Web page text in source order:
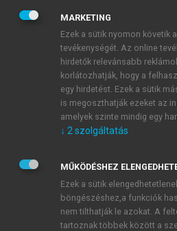
JELSZÓ
JELSZÓ ÚJRA
Kérek értesítést a MeRSZ
Kérek értesítést az Akadémiai
Adatkezelési tájékoztatóban
veszem és elfogadom.
Általános vásárlási feltételeket
mersz.huoldalak
tudomásul veszem és elfogadom.
MARKETING
Ezek a sütik nyomon követik
tevékenységét. Az online
hirdetők relevánsabb
korlátozhatják, hogy a
egy hirdetést. Ezek a sütik
is megoszthatják ezeket az
amelyek szinte mindig egy
↓ 2 szolgáltatás
MŰKÖDÉSHEZ
Ezek a sütik
böngészéshez,a funkciók
nem tilthatják le azokat. A
tartoznak többek között a